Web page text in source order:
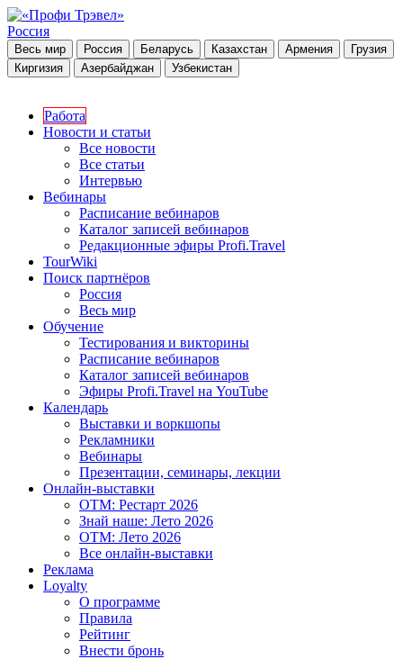
Россия
Весь мир Россия Беларусь Казахстан Армения
Грузия
Киргизия
Азербайджан Узбекистан
Работа
Новости и статьи
Все новости
Все статьи
Интервью
Вебинары
Расписание вебинаров
Каталог записей вебинаров
Редакционные эфиры Profi.Travel
TourWiki
Поиск партнёров
Россия
Весь мир
Обучение
Тестирования и викторины
Расписание вебинаров
Каталог записей вебинаров
Эфиры Profi.Travel на YouTube
Календарь
Выставки и воркшопы
Рекламники
Вебинары
Презентации, семинары, лекции
Онлайн-выставки
OTM: Рестарт 2026
Знай наше: Лето 2026
OTM: Лето 2026
Все онлайн-выставки
Реклама
Loyalty
О программе
Правила
Рейтинг
Внести бронь